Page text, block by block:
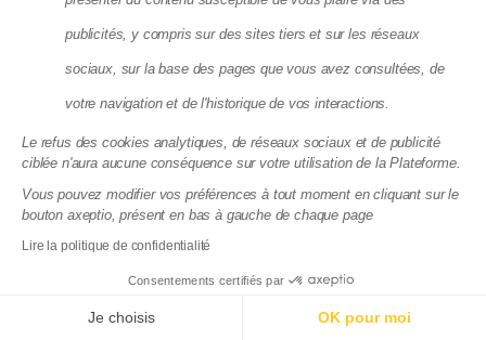
GUIDES MATERA
publicités, y compris sur des sites tiers et sur les réseaux
sociaux, sur la base des pages que vous avez consultées, de
votre navigation et de l'historique de vos interactions.
Le refus des cookies analytiques, de réseaux sociaux et de publicité
ciblée n'aura aucune conséquence sur votre utilisation de la Plateforme.
Vous pouvez modifier vos préférences à tout moment en cliquant sur le
bouton axeptio, présent en bas à gauche de chaque page
Lire la politique de confidentialité
Consentements certifiés par
Je choisis OK pour moi